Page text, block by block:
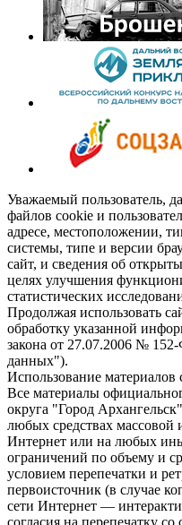
Уважаемый пользователь,
файлов cookie и
адресе, местоположении,
системы, типе и версии
сайт, и сведения об
целях улучшения
статистических
Продолжая использовать
обработку указанной
закона от 27.07.2006 №
данных").
Использование материалов
Все материалы
округа "Город
любых средствах массовой
Интернет или на любых
ограничений по объему и
условием перепечатки и
первоисточник (в случае
сети Интернет —
согласия на перепечатку